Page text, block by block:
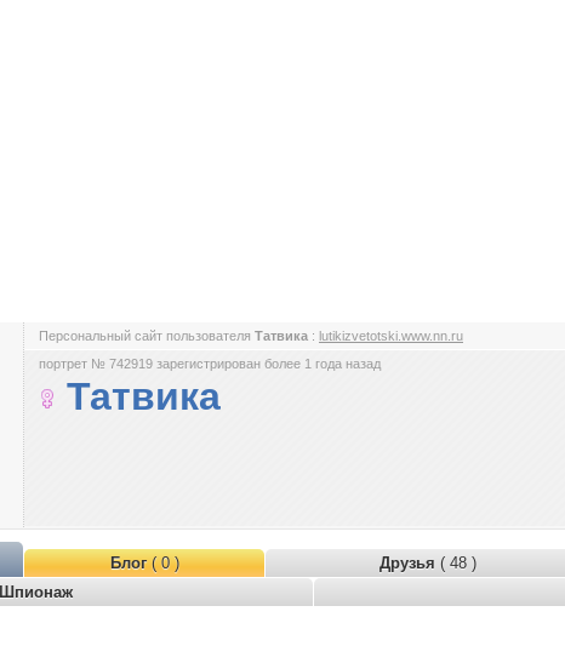
Персональный сайт пользователя Татвика : lutikizvetotski.www.nn.ru
портрет № 742919 зарегистрирован более 1 года назад
Татвика
Блог( 0 ) Друзья ( 48 )
Шпионаж